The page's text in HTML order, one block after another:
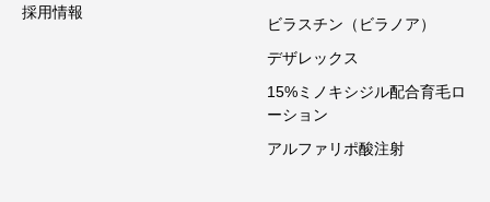
採用情報
ビラスチン（ビラノア）
デザレックス
15%ミノキシジル配合育毛ロ
ーション
アルファリポ酸注射